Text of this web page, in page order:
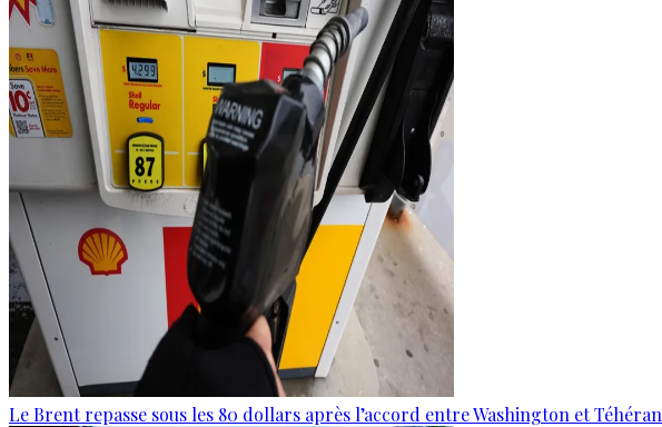
Le Brent repasse sous les 80 dollars après l’accord entre Washington et Téhéran